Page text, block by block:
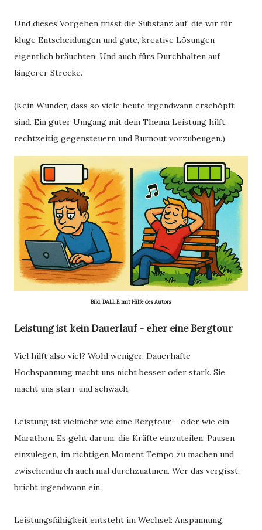
Und dieses Vorgehen frisst die Substanz auf, die wir für
kluge Entscheidungen und gute, kreative Lösungen
eigentlich bräuchten. Und auch fürs Durchhalten auf
längerer Strecke.
(Kein Wunder, dass so viele heute irgendwann erschöpft
sind. Ein guter Umgang mit dem Thema Leistung hilft,
rechtzeitig gegensteuern und Burnout vorzubeugen.)
Bild: DALL E mit Hilfe des Autors
Leistung ist kein Dauerlauf - eher eine Bergtour
Viel hilft also viel? Wohl weniger. Dauerhafte
Hochspannung macht uns nicht besser oder stark. Sie
macht uns starr und schwach.
Leistung ist vielmehr wie eine Bergtour – oder wie ein
Marathon. Es geht darum, die Kräfte einzuteilen, Pausen
einzulegen, im richtigen Moment Tempo zu machen und
zwischendurch auch mal durchzuatmen. Wer das vergisst,
bricht irgendwann ein.
Leistungsfähigkeit entsteht im Wechsel: Anspannung,